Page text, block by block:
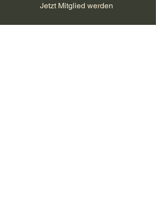
Jetzt Mitglied werden